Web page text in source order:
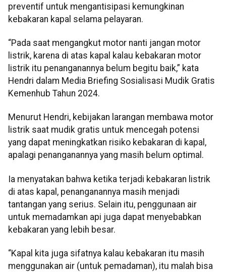
preventif untuk mengantisipasi kemungkinan
kebakaran kapal selama pelayaran.
“Pada saat mengangkut motor nanti jangan motor
listrik, karena di atas kapal kalau kebakaran motor
listrik itu penanganannya belum begitu baik,” kata
Hendri dalam Media Briefing Sosialisasi Mudik Gratis
Kemenhub Tahun 2024.
Menurut Hendri, kebijakan larangan membawa motor
listrik saat mudik gratis untuk mencegah potensi
yang dapat meningkatkan risiko kebakaran di kapal,
apalagi penanganannya yang masih belum optimal.
Ia menyatakan bahwa ketika terjadi kebakaran listrik
di atas kapal, penanganannya masih menjadi
tantangan yang serius. Selain itu, penggunaan air
untuk memadamkan api juga dapat menyebabkan
kebakaran yang lebih besar.
“Kapal kita juga sifatnya kalau kebakaran itu masih
menggunakan air (untuk pemadaman), itu malah bisa